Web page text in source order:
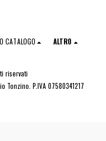
riservati
P.IVA 07580341217
CATALOGO ALTRO